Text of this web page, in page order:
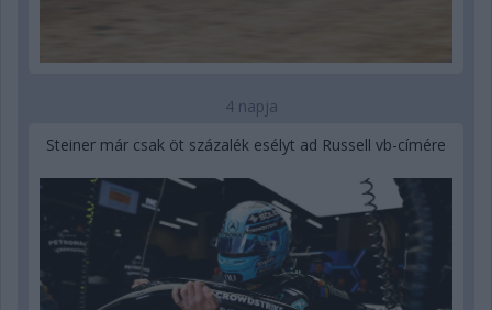
4 napja
Steiner már csak öt százalék esélyt ad Russell vb-címére